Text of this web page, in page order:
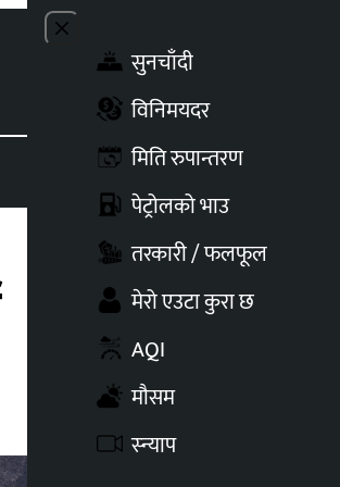
Close menu
सुनचाँदी
विनिमयदर
मिति रुपान्तरण
पेट्रोलको भाउ
तरकारी / फलफूल
मेरो एउटा कुरा छ
AQI
मौसम
स्न्याप